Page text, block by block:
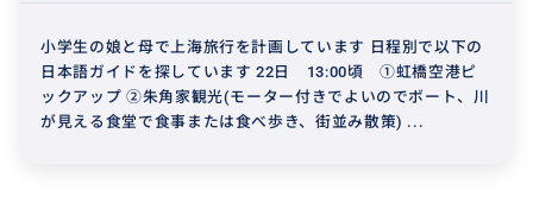
小学生の娘と母で上海旅行を計画しています 日程別で以下の
日本語ガイドを探しています 22日 13:00頃 ①虹橋空港ピ
ックアップ ②朱角家観光(モーター付きでよいのでボート、川
が見える食堂で食事または食べ歩き、街並み散策) ...